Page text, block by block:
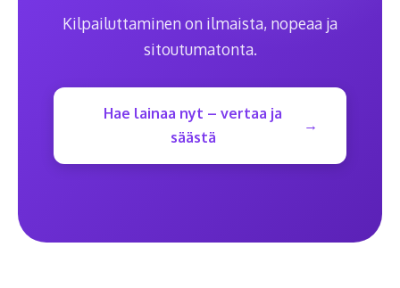
Kilpailuttaminen on ilmaista, nopeaa ja
sitoutumatonta.
Hae lainaa nyt – vertaa ja
säästä